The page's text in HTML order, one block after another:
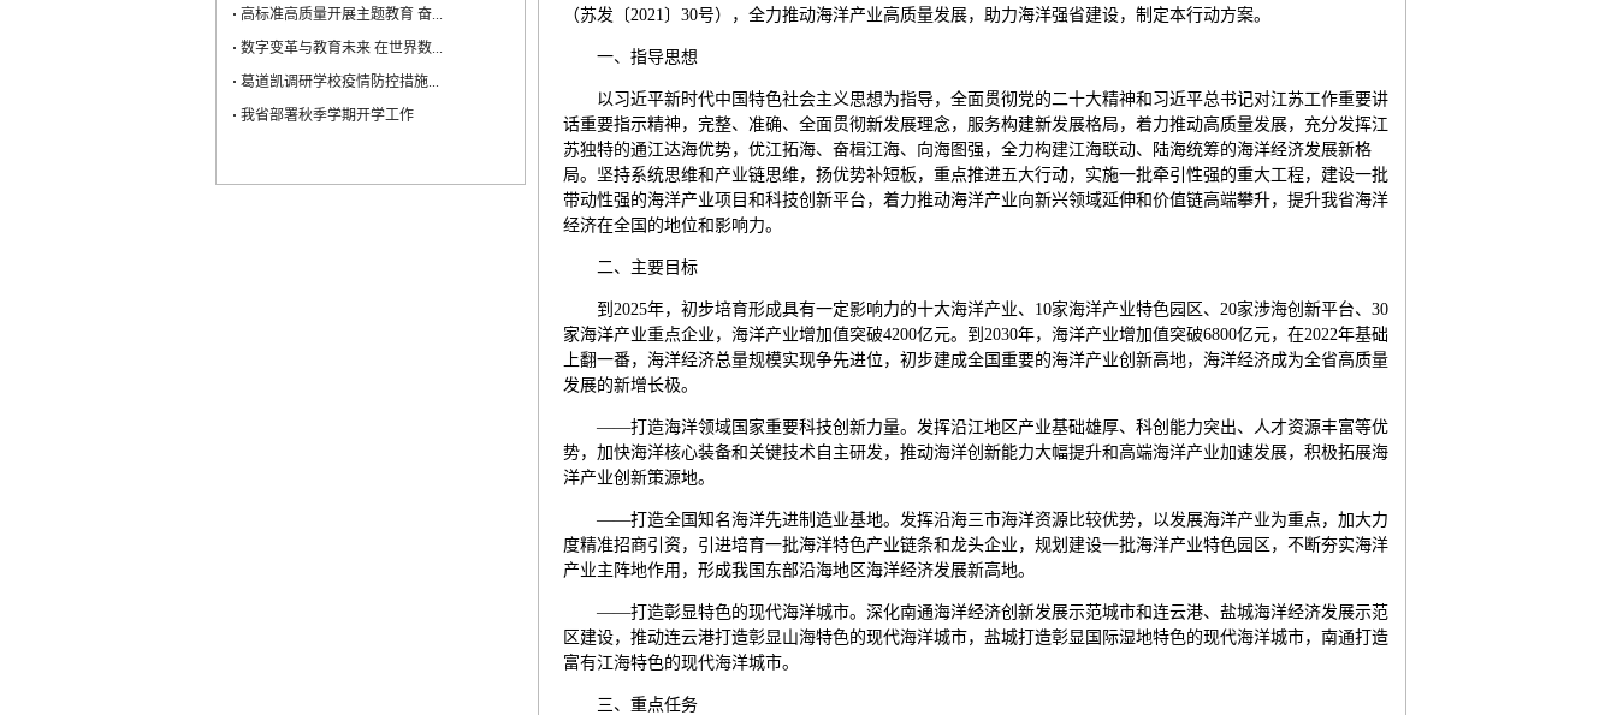
· 高标准高质量开展主题教育 奋...
· 数字变革与教育未来 在世界数...
· 葛道凯调研学校疫情防控措施...
· 我省部署秋季学期开学工作
（苏发〔2021〕30号），全力推动海洋产业高质量发展，助力海洋强省建设，制定本行动方案。
一、指导思想
以习近平新时代中国特色社会主义思想为指导，全面贯彻党的二十大精神和习近平总书记对江苏工作重要讲
话重要指示精神，完整、准确、全面贯彻新发展理念，服务构建新发展格局，着力推动高质量发展，充分发挥江
苏独特的通江达海优势，优江拓海、奋楫江海、向海图强，全力构建江海联动、陆海统筹的海洋经济发展新格
局。坚持系统思维和产业链思维，扬优势补短板，重点推进五大行动，实施一批牵引性强的重大工程，建设一批
带动性强的海洋产业项目和科技创新平台，着力推动海洋产业向新兴领域延伸和价值链高端攀升，提升我省海洋
经济在全国的地位和影响力。
二、主要目标
到2025年，初步培育形成具有一定影响力的十大海洋产业、10家海洋产业特色园区、20家涉海创新平台、30
家海洋产业重点企业，海洋产业增加值突破4200亿元。到2030年，海洋产业增加值突破6800亿元，在2022年基础
上翻一番，海洋经济总量规模实现争先进位，初步建成全国重要的海洋产业创新高地，海洋经济成为全省高质量
发展的新增长极。
——打造海洋领域国家重要科技创新力量。发挥沿江地区产业基础雄厚、科创能力突出、人才资源丰富等优
势，加快海洋核心装备和关键技术自主研发，推动海洋创新能力大幅提升和高端海洋产业加速发展，积极拓展海
洋产业创新策源地。
——打造全国知名海洋先进制造业基地。发挥沿海三市海洋资源比较优势，以发展海洋产业为重点，加大力
度精准招商引资，引进培育一批海洋特色产业链条和龙头企业，规划建设一批海洋产业特色园区，不断夯实海洋
产业主阵地作用，形成我国东部沿海地区海洋经济发展新高地。
——打造彰显特色的现代海洋城市。深化南通海洋经济创新发展示范城市和连云港、盐城海洋经济发展示范
区建设，推动连云港打造彰显山海特色的现代海洋城市，盐城打造彰显国际湿地特色的现代海洋城市，南通打造
富有江海特色的现代海洋城市。
三、重点任务